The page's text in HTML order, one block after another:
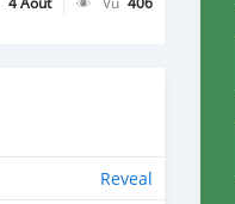
Reveal